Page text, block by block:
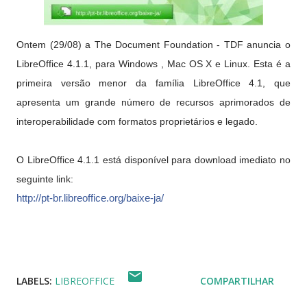
Ontem (29/08) a The Document Foundation - TDF anuncia o
LibreOffice 4.1.1, para Windows , Mac OS X e Linux. Esta é a
primeira versão menor da família LibreOffice 4.1, que
apresenta um grande número de recursos aprimorados de
interoperabilidade com formatos proprietários e legado.
O LibreOffice 4.1.1 está disponível para download imediato no
seguinte link:
http://pt-br.libreoffice.org/baixe-ja/
LABELS: LIBREOFFICE COMPARTILHAR